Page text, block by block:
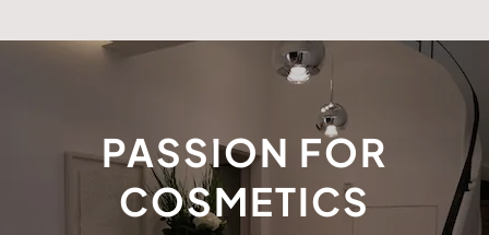
PASSION FOR
COSMETICS